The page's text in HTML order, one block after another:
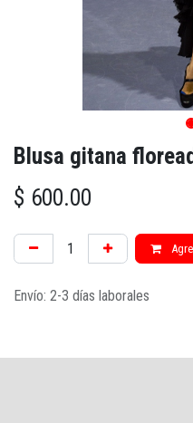
Blusa gitana
$ 600.00
Envío: 2-3 días laborales